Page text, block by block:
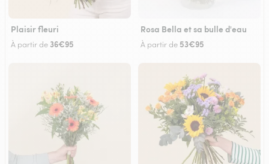
Plaisir fleuri
À partir de 36€95
Rosa Bella et sa bulle d'eau
À partir de 53€95